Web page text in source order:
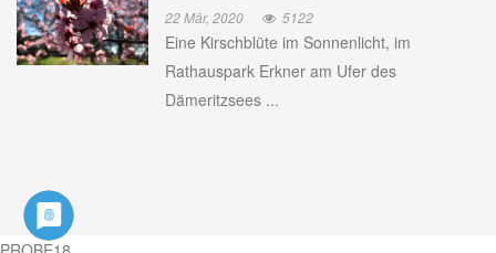
22 Mär, 2020 5122
Eine Kirschblüte im Sonnenlicht, im
Rathauspark Erkner am Ufer des
Dämeritzsees ...